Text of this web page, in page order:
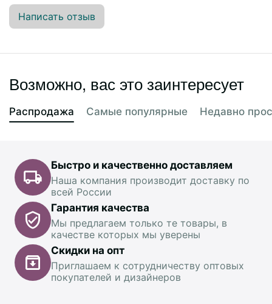
Написать отзыв
Возможно, вас это заинтересует
Распродажа Самые популярные Недавно
Быстро и качественно доставляем
Наша компания производит доставку по
всей России
Гарантия качества
Мы предлагаем только те товары, в
качестве которых мы уверены
Скидки на опт
Приглашаем к сотрудничеству оптовых
покупателей и дизайнеров